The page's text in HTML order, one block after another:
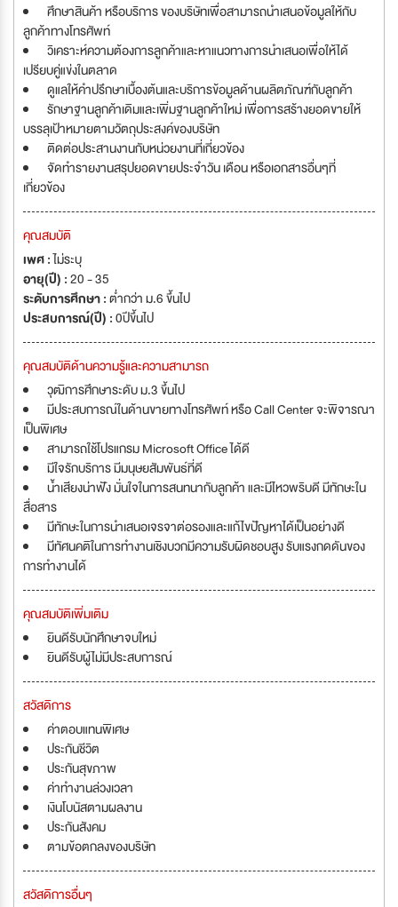
ศึกษาสินค้า หรือบริการ ของบริษัทเพื่อสามารถนำเสนอข้อมูลให้กับ
ลูกค้าทางโทรศัพท์
วิเคราะห์ความต้องการลูกค้าและหาแนวทางการนำเสนอเพื่อให้ได้
เปรียบคู่แข่งในตลาด
ดูแลให้คำปรึกษาเบื้องต้นและบริการข้อมูลด้านผลิตภัณฑ์กับลูกค้า
รักษาฐานลูกค้าเดิมและเพิ่มฐานลูกค้าใหม่ เพื่อการสร้างยอดขายให้
บรรลุเป้าหมายตามวัตถุประสงค์ของบริษัท
ติดต่อประสานงานกับหน่วยงานที่เกี่ยวข้อง
จัดทำรายงานสรุปยอดขายประจำวัน เดือน หรือเอกสารอื่นๆที่
เกี่ยวข้อง
คุณสมบัติ
เพศ :ไม่ระบุ
อายุ(ปี) :20 - 35
ระดับการศึกษา :ต่ำกว่า ม.6 ขึ้นไป
ประสบการณ์(ปี) :0ปีขึ้นไป
คุณสมบัติด้านความรู้และความสามารถ
วุฒิการศึกษาระดับ ม.3 ขึ้นไป
มีประสบการณ์ในด้านขายทางโทรศัพท์ หรือ Call Center จะพิจารณา
เป็นพิเศษ
สามารถใช้โปรแกรม Microsoft Office ได้ดี
มีใจรักบริการ มีมนุษยสัมพันธ์ที่ดี
น้ำเสียงน่าฟัง มั่นใจในการสนทนากับลูกค้า และมีไหวพริบดี มีทักษะใน
สื่อสาร
มีทักษะในการนำเสนอเจรจาต่อรองและแก้ไขปัญหาได้เป็นอย่างดี
มีทัศนคติในการทำงานเชิงบวกมีความรับผิดชอบสูง รับแรงกดดันของ
การทำงานได้
คุณสมบัติเพิ่มเติม
ยินดีรับนักศึกษาจบใหม่
ยินดีรับผู้ไม่มีประสบการณ์
สวัสดิการ
ค่าตอบแทนพิเศษ
ประกันชีวิต
ประกันสุขภาพ
ค่าทำงานล่วงเวลา
เงินโบนัสตามผลงาน
ประกันสังคม
ตามข้อตกลงของบริษัท
สวัสดิการอื่นๆ